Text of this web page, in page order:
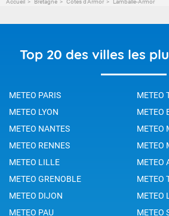
Top 20 des villes les
METEO PARIS
METEO
METEO LYON
METEO
METEO NANTES
METEO
METEO RENNES
METEO
METEO LILLE
METEO
METEO GRENOBLE
METEO
METEO DIJON
METEO
METEO PAU
METEO